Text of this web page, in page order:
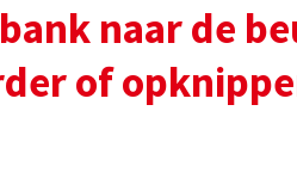
naar de
of